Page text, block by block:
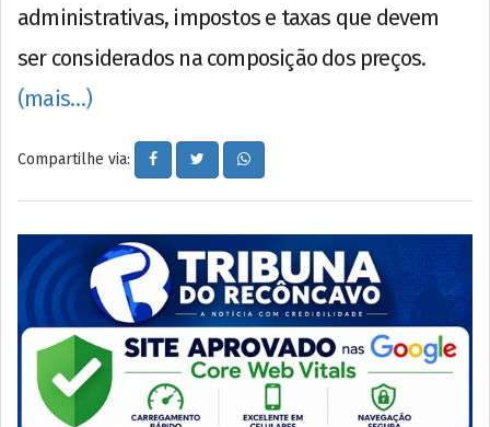
administrativas, impostos e taxas que devem
ser considerados na composição dos preços.
(mais…)
Compartilhe via: